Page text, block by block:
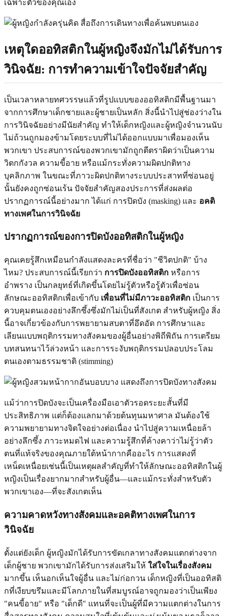
เฉพาะตัวของคุณเอง
เหตุใดออทิสติกในผู้หญิงจึงมักไม่ได้รับการ
วินิจฉัย: การทำความเข้าใจปัจจัยสำคัญ
เป็นเวลาหลายทศวรรษแล้วที่รูปแบบของออทิสติกมีพื้นฐานมา
จากการศึกษาเด็กชายและผู้ชายเป็นหลัก สิ่งนี้นำไปสู่ช่องว่างใน
การวินิจฉัยอย่างมีนัยสำคัญ ทำให้เด็กหญิงและผู้หญิงจำนวนนับ
ไม่ถ้วนถูกมองข้ามโดยระบบที่ไม่ได้ออกแบบมาเพื่อมองเห็น
พวกเขา ประสบการณ์ของพวกเขามักถูกตีตราผิดว่าเป็นความ
วิตกกังวล ความขี้อาย หรือแม้กระทั่งความผิดปกติทาง
บุคลิกภาพ ในขณะที่ภาวะผิดปกติทางระบบประสาทที่ซ่อนอยู่
นั้นยังคงถูกซ่อนเร้น ปัจจัยสำคัญสองประการที่ส่งผลต่อ
ปรากฏการณ์นี้อย่างมาก ได้แก่ การปิดบัง (masking) และ อคติ
ทางเพศในการวินิจฉัย
ปรากฏการณ์ของการปิดบังออทิสติกในผู้หญิง
คุณเคยรู้สึกเหมือนกำลังแสดงละครที่ชื่อว่า "ชีวิตปกติ" บ้าง
ไหม? ประสบการณ์นี้เรียกว่า การปิดบังออทิสติก หรือการ
อำพราง เป็นกลยุทธ์ที่เกิดขึ้นโดยไม่รู้ตัวหรือรู้ตัวเพื่อซ่อน
ลักษณะออทิสติกเพื่อเข้ากับ เพื่อนที่ไม่มีภาวะออทิสติก เป็นการ
ควบคุมตนเองอย่างลึกซึ้งซึ่งมักไม่เป็นที่สังเกต สำหรับผู้หญิง สิ่ง
นี้อาจเกี่ยวข้องกับการพยายามสบตาที่อึดอัด การศึกษาและ
เลียนแบบพฤติกรรมทางสังคมของผู้อื่นอย่างพิถีพิถัน การเตรียม
บทสนทนาไว้ล่วงหน้า และการระงับพฤติกรรมปลอบประโลม
ตนเองตามธรรมชาติ (stimming)
แม้ว่าการปิดบังจะเป็นเครื่องมือเอาตัวรอดระยะสั้นที่มี
ประสิทธิภาพ แต่ก็ต้องแลกมาด้วยต้นทุนมหาศาล มันต้องใช้
ความพยายามทางจิตใจอย่างต่อเนื่อง นำไปสู่ความเหนื่อยล้า
อย่างลึกซึ้ง ภาวะหมดไฟ และความรู้สึกที่ค้างคาว่าไม่รู้ว่าตัว
ตนที่แท้จริงของคุณภายใต้หน้ากากคืออะไร การแสดงที่
เหน็ดเหนื่อยเช่นนี้เป็นเหตุผลสำคัญที่ทำให้ลักษณะออทิสติกในผู้
หญิงเป็นเรื่องยากมากสำหรับผู้อื่น—และแม้กระทั่งสำหรับตัว
พวกเขาเอง—ที่จะสังเกตเห็น
ความคาดหวังทางสังคมและอคติทางเพศในการ
วินิจฉัย
ตั้งแต่ยังเด็ก ผู้หญิงมักได้รับการขัดเกลาทางสังคมแตกต่างจาก
เด็กผู้ชาย พวกเขามักได้รับการส่งเสริมให้ ใส่ใจในเรื่องสังคม
มากขึ้น เห็นอกเห็นใจผู้อื่น และไม่ก่อกวน เด็กหญิงที่เป็นออทิสติ
กที่เงียบขรึมและมีโลกภายในที่สมบูรณ์อาจถูกมองว่าเป็นเพียง
"คนขี้อาย" หรือ "เด็กดี" แทนที่จะเป็นผู้ที่มีความแตกต่างในการ